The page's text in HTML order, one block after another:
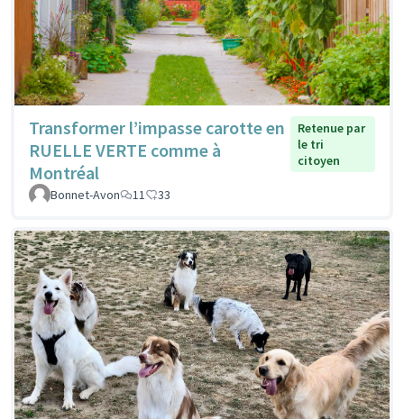
Transformer l’impasse carotte en
RUELLE VERTE comme à
Montréal
Retenue par
le tri
citoyen
Bonnet-Avon 11 33